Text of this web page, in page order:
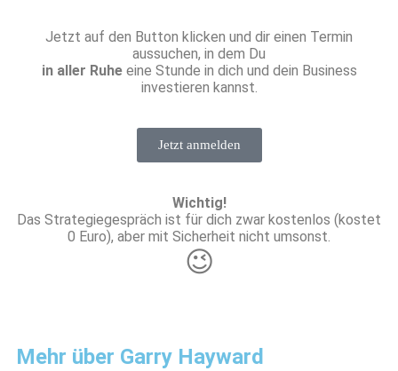
Jetzt auf den Button klicken und dir einen Termin
aussuchen, in dem Du
in aller Ruheeine Stunde in dich und dein Business
investieren kannst.
Jetzt anmelden
Wichtig!
Das Strategiegespräch ist für dich zwar kostenlos (kostet
0 Euro), aber mit Sicherheit nicht umsonst.
😉
Mehr über Garry Hayward